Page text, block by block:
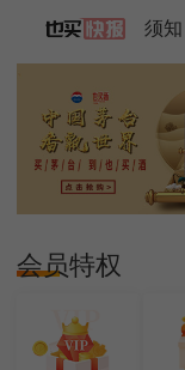
须
会员特权